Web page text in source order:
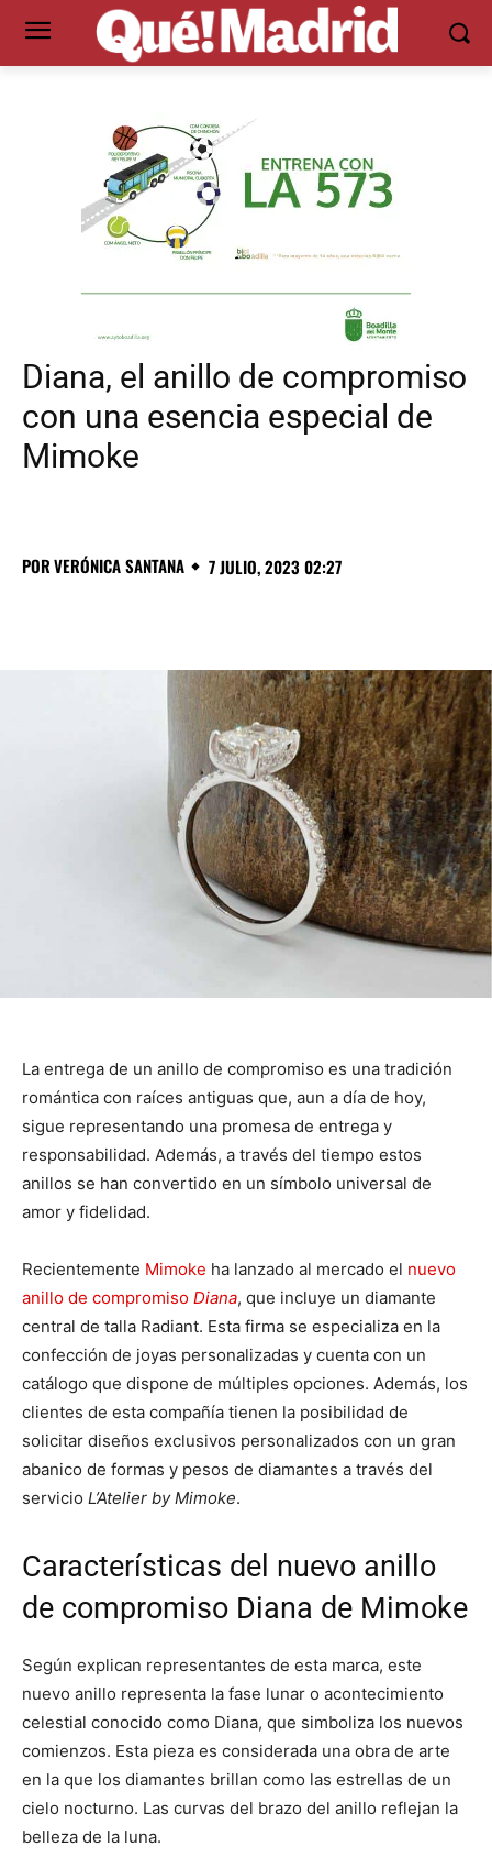
Diana, el anillo de compromiso
con una esencia especial de
Mimoke
PORVERÓNICA SANTANA 7 JULIO, 2023 02:27
La entrega de un anillo de compromiso es una tradición
romántica con raíces antiguas que, aun a día de hoy,
sigue representando una promesa de entrega y
responsabilidad. Además, a través del tiempo estos
anillos se han convertido en un símbolo universal de
amor y fidelidad.
Recientemente Mimoke ha lanzado al mercado el nuevo
anillo de compromiso Diana, que incluye un diamante
central de talla Radiant. Esta firma se especializa en la
confección de joyas personalizadas y cuenta con un
catálogo que dispone de múltiples opciones. Además, los
clientes de esta compañía tienen la posibilidad de
solicitar diseños exclusivos personalizados con un gran
abanico de formas y pesos de diamantes a través del
servicio L’Atelier by Mimoke.
Características del nuevo anillo
de compromiso Diana de Mimoke
Según explican representantes de esta marca, este
nuevo anillo representa la fase lunar o acontecimiento
celestial conocido como Diana, que simboliza los nuevos
comienzos. Esta pieza es considerada una obra de arte
en la que los diamantes brillan como las estrellas de un
cielo nocturno. Las curvas del brazo del anillo reflejan la
belleza de la luna.